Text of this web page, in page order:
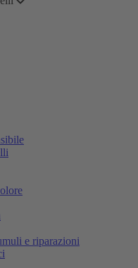
e riparazioni